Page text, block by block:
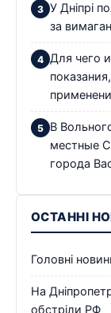
У Дніпрі
за
Для чего
В
местные
города
ОСТАННІ
Головні
На
обстріли РФ